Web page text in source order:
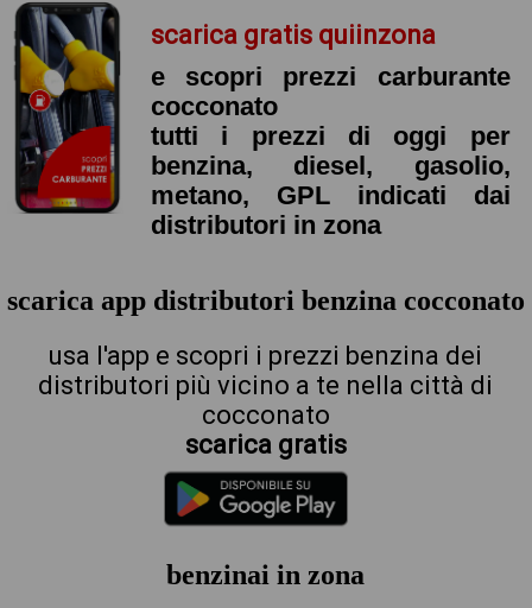
scarica gratis quiinzona
e scopri prezzi carburante
cocconato
tutti i prezzi di oggi per
benzina, diesel, gasolio,
metano, GPL indicati dai
distributori in zona
scarica app distributori benzina cocconato
usa l'app e scopri i prezzi benzina dei
distributori più vicino a te nella città di
cocconato
scarica gratis
benzinai in zona